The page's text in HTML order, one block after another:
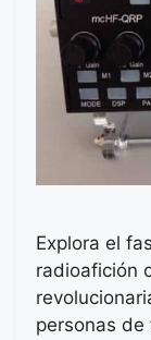
Explora el
radioafición
personas